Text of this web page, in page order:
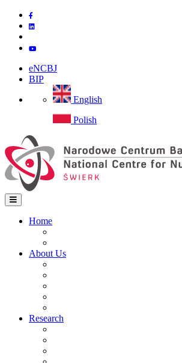
Skip
main
content
eNCBJ
BIP
English
Polish
navigation
Home
About Us
Research